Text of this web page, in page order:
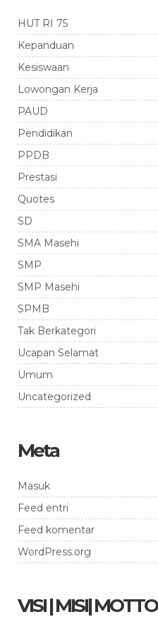
HUT RI 75
Kepanduan
Kesiswaan
Lowongan Kerja
PAUD
Pendidikan
PPDB
Prestasi
Quotes
SD
SMA Masehi
SMP
SMP Masehi
SPMB
Tak Berkategori
Ucapan Selamat
Umum
Uncategorized
Meta
Masuk
Feed entri
Feed komentar
WordPress.org
VISI | MISI| MOTTO